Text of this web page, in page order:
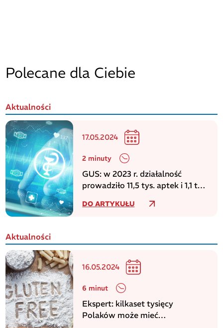
Polecane dla Ciebie
Aktualności
17.05.2024
2 minuty
GUS: w 2023 r. działalność
prowadziło 11,5 tys. aptek i 1,1 tys.
DO ARTYKUŁU
Aktualności
16.05.2024
6 minut
Ekspert: kilkaset tysięcy
Polaków może mieć